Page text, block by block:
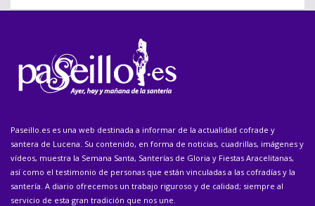
Paseillo.es es una web destinada a informar de la actualidad cofrade y
santera de Lucena. Su contenido, en forma de noticias, cuadrillas, imágenes y
vídeos, muestra la Semana Santa, Santerías de Gloria y Fiestas Aracelitanas,
así como el testimonio de personas que están vinculadas a las cofradías y la
santería. A diario ofrecemos un trabajo riguroso y de calidad; siempre al
servicio de esta gran tradición que nos une.